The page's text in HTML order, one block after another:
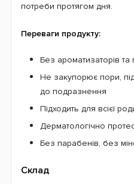
потреби протягом дня.
Переваги продукту:
Без ароматизаторів та
Не закупорює пори,
до подразнення
Підходить для всієї
Дерматологічно
Без парабенів, без
Склад